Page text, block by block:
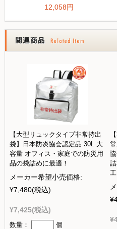
【大型リュックタイプ非常持出
袋】日本防炎協会認定品 30L 大
容量 オフィス・家庭での防災用
品の袋詰めに最適！
メーカー希望小売価格:
¥7,480(税込)
¥7,425(税込)
数量： 個
工